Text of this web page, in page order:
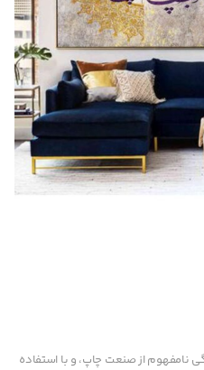
نامفهوم از صنعت چاپ، و با استفاده